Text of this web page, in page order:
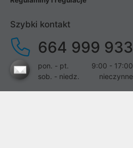
Szybki kontakt
664 999 933
pon. - pt.
9:00 - 17:00
sob. - niedz.
nieczynne